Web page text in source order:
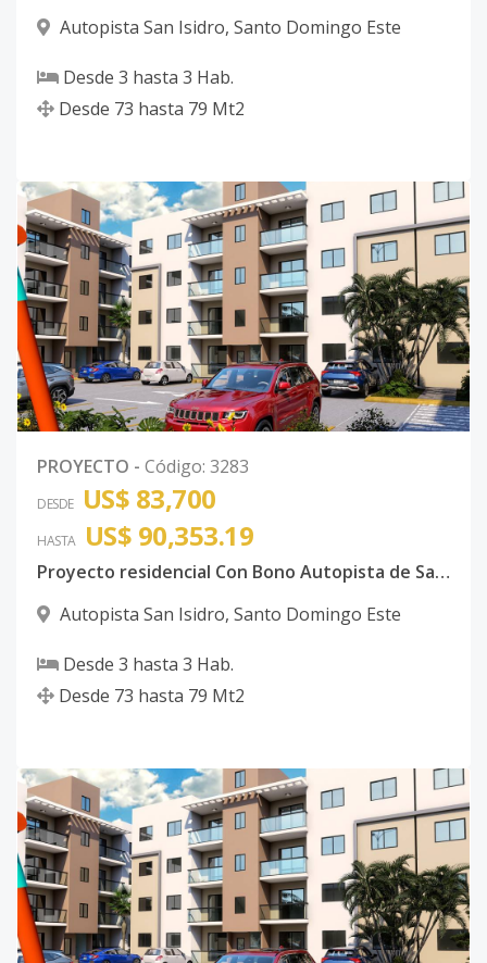
Autopista San Isidro, Santo Domingo Este
Desde 3 hasta 3 Hab.
Desde 73 hasta 79 Mt2
PROYECTO - Código: 3283
DESDE US$ 83,700
HASTA US$ 90,353.19
Proyecto residencial Con Bono Autopista de San Isidro
Autopista San Isidro, Santo Domingo Este
Desde 3 hasta 3 Hab.
Desde 73 hasta 79 Mt2